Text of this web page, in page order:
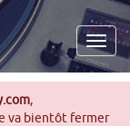
,
va bientôt fermer